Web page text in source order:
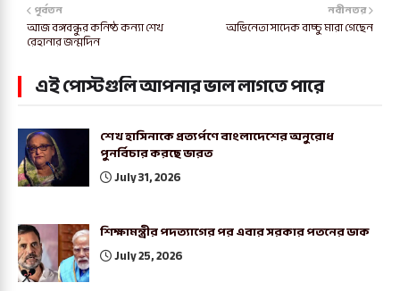
নবীনতর
অভিনেতা সাদেক বাচ্চু মারা গেছেন
পূর্বতন
আজ বঙ্গবন্ধুর কনিষ্ঠ কন্যা শেখ
রেহানার জন্মদিন
এই পোস্টগুলি আপনার ভাল লাগতে পারে
শেখ হাসিনাকে প্রত্যর্পণে বাংলাদেশের অনুরোধ
পুনর্বিচার করছে ভারত
July 31, 2026
শিক্ষামন্ত্রীর পদত্যাগের পর এবার সরকার পতনের ডাক
July 25, 2026